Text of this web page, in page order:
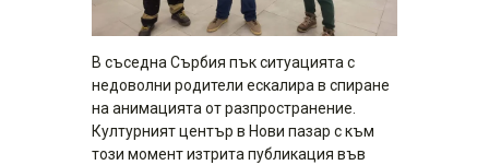
В съседна Сърбия пък ситуацията с
недоволни родители ескалира в спиране
на анимацията от разпространение.
Културният център в Нови пазар с към
този момент изтрита публикация във